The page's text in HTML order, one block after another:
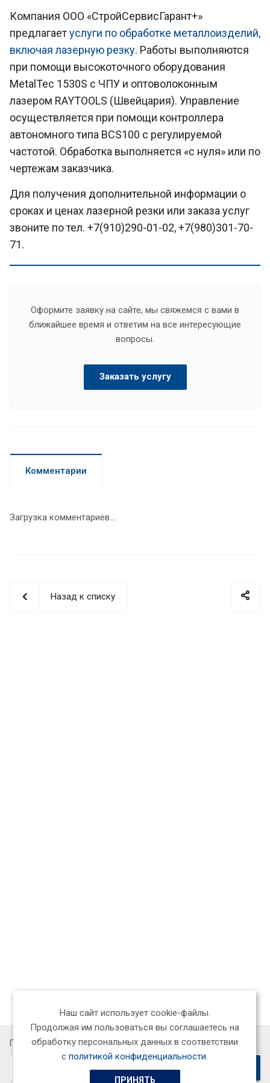
Компания ООО «СтройСервисГарант+»
предлагаетуслуги по обработке металлоизделий,
включая лазерную резку. Работы выполняются
при помощи высокоточного оборудования
MetalTec 1530S с ЧПУ и оптоволоконным
лазером RAYTOOLS (Швейцария). Управление
осуществляется при помощи контроллера
автономного типа BCS100 с регулируемой
частотой. Обработка выполняется «с нуля» или по
чертежам заказчика.
Для получения дополнительной информации о
сроках и ценах лазерной резки или заказа услуг
звоните по тел. +7(910)290-01-02, +7(980)301-70-
71.
Оформите заявку на сайте, мы свяжемся с вами в
ближайшее время и ответим на все интересующие
вопросы.
Заказать услугу
Комментарии
Загрузка комментариев...
Назад к списку
Подписывайтесь на новости и акции:
Наш сайт использует cookie-файлы.
Продолжая им пользоваться вы соглашаетесь на
обработку персональных данных в соответствии
сполитикой конфиденциальности.
ПРИНЯТЬ